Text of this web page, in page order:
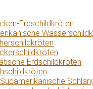
Erdschildkröten
Erdschildkröten